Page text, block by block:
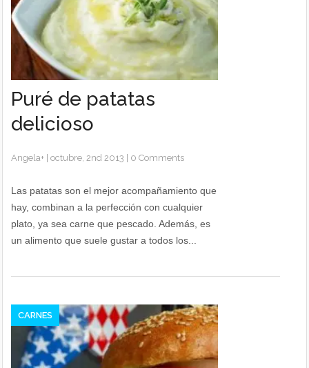
Puré de patatas
delicioso
Angela+ |octubre, 2nd 2013 0 Comments
Las patatas son el mejor acompañamiento que
hay, combinan a la perfección con cualquier
plato, ya sea carne que pescado. Además, es
un alimento que suele gustar a todos los...
CARNES